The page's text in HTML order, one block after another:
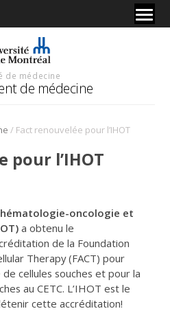
de médecine
de médecine
/ Fact renouvelée pour l’IHOT
pour l’IHOT
oncologie et
a obtenu le
de la Foundation
Therapy (FACT) pour
cellules souches et pour la
au CETC. L’IHOT est le
cette accréditation!